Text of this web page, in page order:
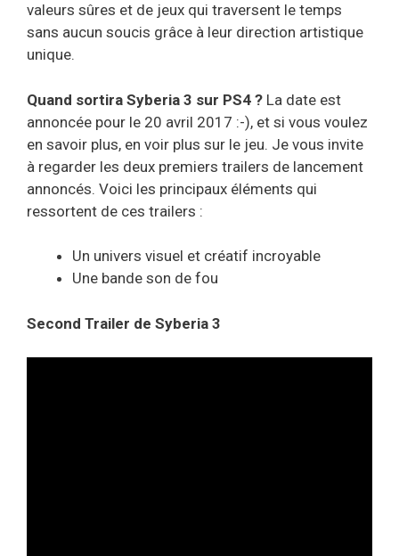
valeurs sûres et de jeux qui traversent le temps
sans aucun soucis grâce à leur direction artistique
unique.
Quand sortira Syberia 3 sur PS4 ? La date est
annoncée pour le 20 avril 2017 :-), et si vous voulez
en savoir plus, en voir plus sur le jeu. Je vous invite
à regarder les deux premiers trailers de lancement
annoncés. Voici les principaux éléments qui
ressortent de ces trailers :
Un univers visuel et créatif incroyable
Une bande son de fou
Second Trailer de Syberia 3